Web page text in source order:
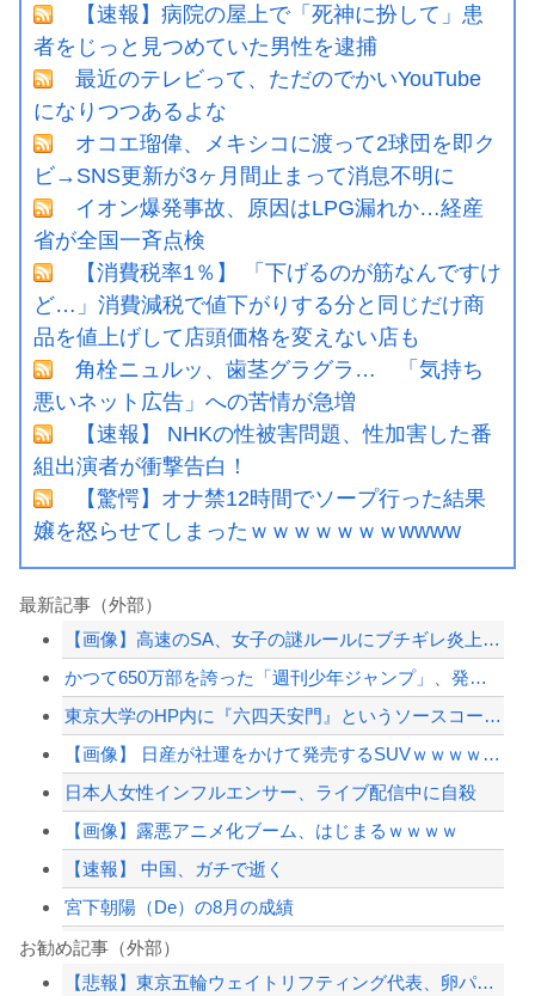
【速報】病院の屋上で「死神に扮して」患
者をじっと見つめていた男性を逮捕
最近のテレビって、ただのでかいYouTube
になりつつあるよな
オコエ瑠偉、メキシコに渡って2球団を即ク
ビ→SNS更新が3ヶ月間止まって消息不明に
イオン爆発事故、原因はLPG漏れか…経産
省が全国一斉点検
【消費税率1％】 「下げるのが筋なんですけ
ど…」消費減税で値下がりする分と同じだけ商
品を値上げして店頭価格を変えない店も
角栓ニュルッ、歯茎グラグラ… 「気持ち
悪いネット広告」への苦情が急増
【速報】 NHKの性被害問題、性加害した番
組出演者が衝撃告白！
【驚愕】オナ禁12時間でソープ行った結果
嬢を怒らせてしまったｗｗｗｗｗｗｗwwww
最新記事（外部）
【画像】高速のSA、女子の謎ルールにブチギレ炎上ｗｗｗｗｗｗｗｗｗｗｗｗｗ
かつて650万部を誇った「週刊少年ジャンプ」、発行部数が初の100万部割れ
東京大学のHP内に『六四天安門』というソースコードを埋め込んだ教授、その結末がこ...
【画像】 日産が社運をかけて発売するSUVｗｗｗｗｗｗｗ
日本人女性インフルエンサー、ライブ配信中に自殺
【画像】露悪アニメ化ブーム、はじまるｗｗｗｗ
【速報】 中国、ガチで逝く
宮下朝陽（De）の8月の成績
【また始まる】韓国、日本への好感度最高→竹島問題で即リセットｗｗｗ
お勧め記事（外部）
【悲報】東京五輪ウェイトリフティング代表、卵パックを盗んで逮捕ｗｗｗｗｗｗｗ